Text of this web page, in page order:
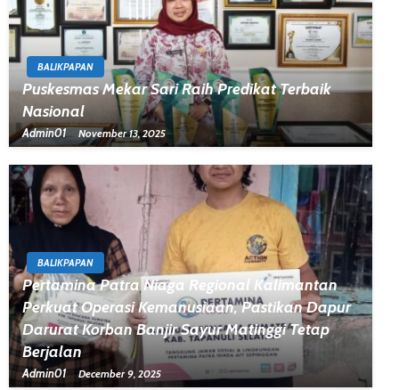
BALIKPAPAN
Puskesmas Mekar Sari Raih Predikat Terbaik
Nasional
Admin01 November 13, 2025
BALIKPAPAN
Pertamina Patra Niaga Regional Kalimantan
Perkuat Operasi Kemanusiaan, Pastikan Dapur
Darurat Korban Banjir Sayur Matinggi Tetap
Berjalan
Admin01 December 9, 2025